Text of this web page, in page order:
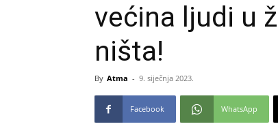
većina ljudi u
ništa!
By Atma - 9. siječnja 2023.
Facebook WhatsApp